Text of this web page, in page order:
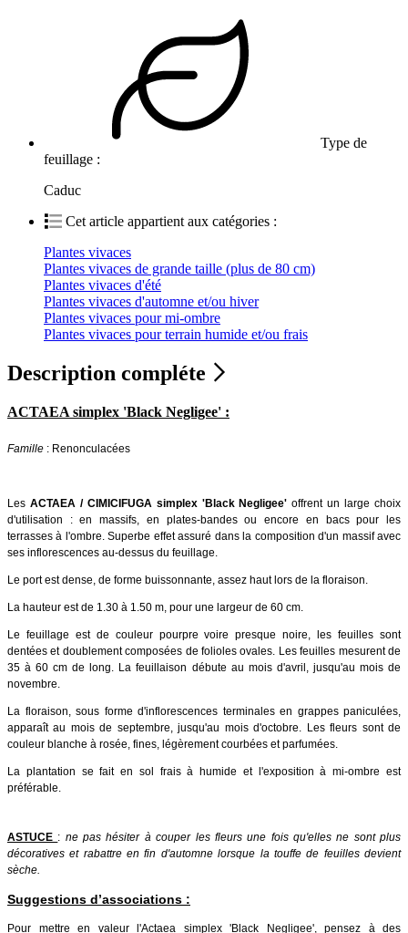
Type de
feuillage :
Caduc
Cet article appartient aux catégories :
Plantes vivaces
Plantes vivaces de grande taille (plus de 80 cm)
Plantes vivaces d'été
Plantes vivaces d'automne et/ou hiver
Plantes vivaces pour mi-ombre
Plantes vivaces pour terrain humide et/ou frais
Description compléte
ACTAEA simplex 'Black Negligee' :
Famille : Renonculacées
Les ACTAEA / CIMICIFUGA simplex 'Black Negligee' offrent un large choix
d'utilisation : en massifs, en plates-bandes ou encore en bacs pour les
terrasses à l'ombre. Superbe effet assuré dans la composition d'un massif avec
ses inflorescences au-dessus du feuillage.
Le port est dense, de forme buissonnante, assez haut lors de la floraison.
La hauteur est de 1.30 à 1.50 m, pour une largeur de 60 cm.
Le feuillage est de couleur pourpre voire presque noire, les feuilles sont
dentées et doublement composées de folioles ovales. Les feuilles mesurent de
35 à 60 cm de long. La feuillaison débute au mois d'avril, jusqu'au mois de
novembre.
La floraison, sous forme d'inflorescences terminales en grappes paniculées,
apparaît au mois de septembre, jusqu'au mois d'octobre. Les fleurs sont de
couleur blanche à rosée, fines, légèrement courbées et parfumées.
La plantation se fait en sol frais à humide et l'exposition à mi-ombre est
préférable.
ASTUCE : ne pas hésiter à couper les fleurs une fois qu'elles ne sont plus
décoratives et rabattre en fin d'automne lorsque la touffe de feuilles devient
sèche.
Suggestions d’associations :
Pour mettre en valeur l'Actaea simplex 'Black Negligee', pensez à des